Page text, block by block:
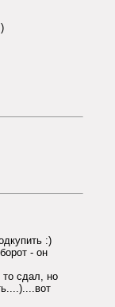
:)
- он
то сдал, но